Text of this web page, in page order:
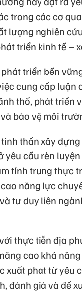
trong các cơ
lượng nghiên
triển kinh tế –
triển bền
cung cấp luận
thổ, phát triển
bảo vệ môi
thần xây
yêu cầu rèn
tính trung thực
năng lực
tư duy liên
thực tiễn địa
cao khả
xuất phát từ yêu
đánh giá và đề